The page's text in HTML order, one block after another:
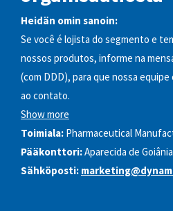
Heidän omin sanoin:
Se você é lojista do segmento e
nossos produtos, informe na
(com DDD), para que nossa
ao contato.
Show more
Toimiala: Pharmaceutical
Pääkonttori:Aparecida de Goiânia
Sähköposti: